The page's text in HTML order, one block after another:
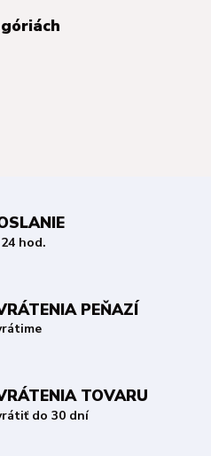
hod.
PEŇAZÍ
TOVARU
do 30 dní